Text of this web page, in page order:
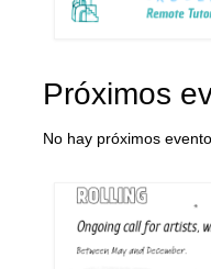
Próximos
No hay próximos